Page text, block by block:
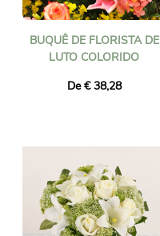
BUQUÊ DE FLORISTA DE
LUTO COLORIDO
De € 38,28